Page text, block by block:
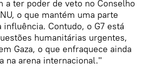
a ter poder de veto no Conselho
o que mantém uma parte
Contudo, o G7 está
humanitárias urgentes,
Gaza, o que enfraquece ainda
na arena internacional."